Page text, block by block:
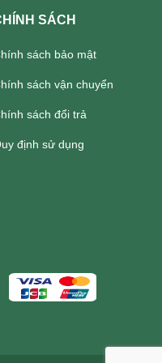
SÁCH
sách bảo mật
sách vận chuyển
sách đổi trả
định sử dụng